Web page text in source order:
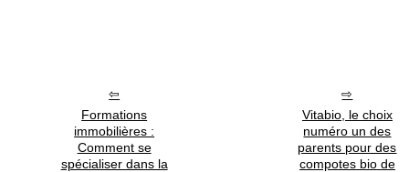
Formations
immobilières :
Comment se
spécialiser dans la
Vitabio, le choix
numéro un des
parents pour des
compotes bio de